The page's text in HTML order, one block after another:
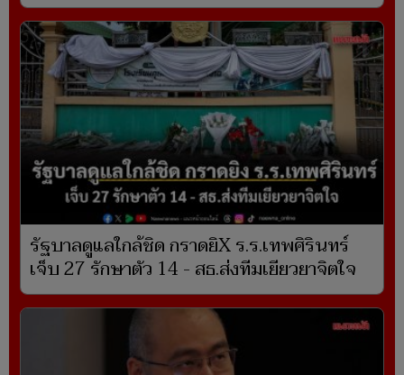
รัฐบาลดูแลใกล้ชิด กราดยิX ร.ร.เทพศิรินทร์
เจ็บ 27 รักษาตัว 14 - สธ.ส่งทีมเยียวยาจิตใจ